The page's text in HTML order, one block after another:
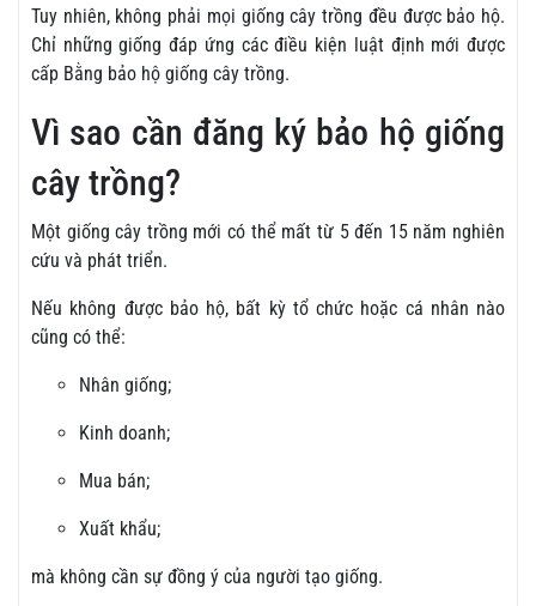
Tuy nhiên, không phải mọi giống cây trồng đều được bảo hộ.
Chỉ những giống đáp ứng các điều kiện luật định mới được
cấp Bằng bảo hộ giống cây trồng.
Vì sao cần đăng ký bảo hộ giống
cây trồng?
Một giống cây trồng mới có thể mất từ 5 đến 15 năm nghiên
cứu và phát triển.
Nếu không được bảo hộ, bất kỳ tổ chức hoặc cá nhân nào
cũng có thể:
Nhân giống;
Kinh doanh;
Mua bán;
Xuất khẩu;
mà không cần sự đồng ý của người tạo giống.